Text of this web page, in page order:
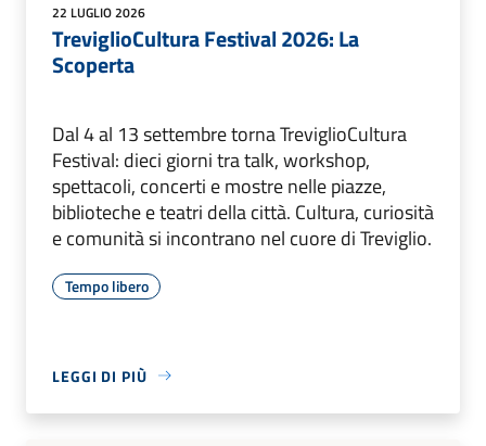
22 LUGLIO 2026
TreviglioCultura Festival 2026: La
Scoperta
Dal 4 al 13 settembre torna TreviglioCultura
Festival: dieci giorni tra talk, workshop,
spettacoli, concerti e mostre nelle piazze,
biblioteche e teatri della città. Cultura, curiosità
e comunità si incontrano nel cuore di Treviglio.
Tempo libero
LEGGI DI PIÙ